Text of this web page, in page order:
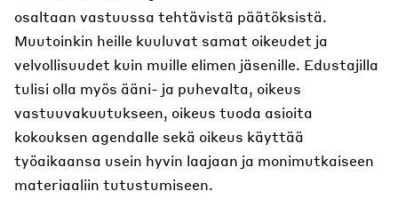
osaltaan vastuussa tehtävistä päätöksistä.
Muutoinkin heille kuuluvat samat oikeudet ja
velvollisuudet kuin muille elimen jäsenille. Edustajilla
tulisi olla myös ääni- ja puhevalta, oikeus
vastuuvakuutukseen, oikeus tuoda asioita
kokouksen agendalle sekä oikeus käyttää
työaikaansa usein hyvin laajaan ja monimutkaiseen
materiaaliin tutustumiseen.